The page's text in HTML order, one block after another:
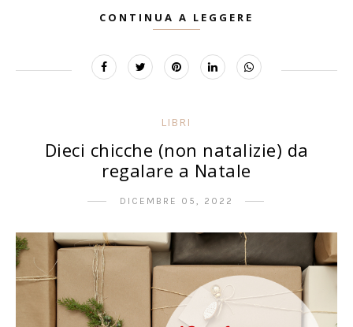
CONTINUA A LEGGERE
LIBRI
Dieci chicche (non natalizie) da
regalare a Natale
DICEMBRE 05, 2022